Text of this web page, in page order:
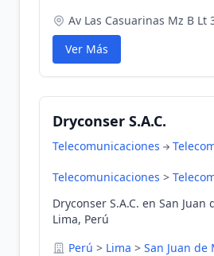
Av Las Casuarinas Mz B Lt
Ver Más
Dryconser S.A.C.
Telecomunicaciones
Telecomunicaciones >
Dryconser S.A.C. en San Juan
Lima, Perú
Perú > Lima > San Juan de